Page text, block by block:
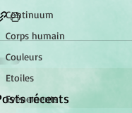
Continuum
Corps humain
Couleurs
Etoiles
Evénements
récents